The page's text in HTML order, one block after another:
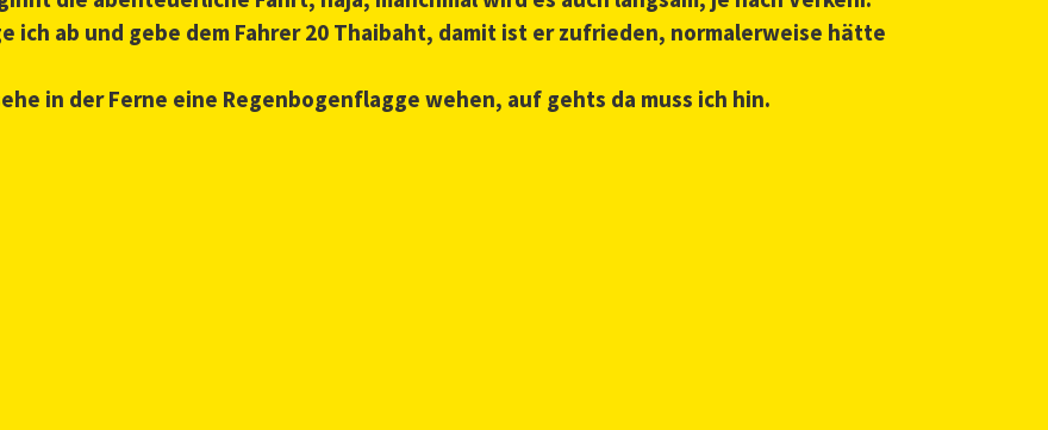
ich ab und gebe dem Fahrer 20 Thaibaht, damit ist er zufrieden, normalerweise hätte
in der Ferne eine Regenbogenflagge wehen, auf gehts da muss ich hin.